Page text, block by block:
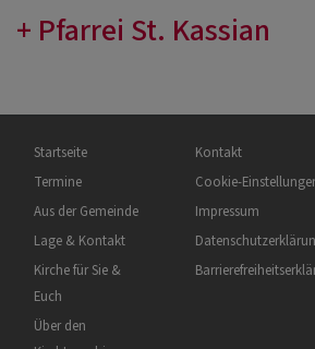
+ Pfarrei St. Kassian
Hauptnavigation
Startseite
Termine
Aus der Gemeinde
Lage & Kontakt
Kirche für Sie &
Euch
Über den
Fußbereichsmenü
Kontakt
Cookie-
Impressum